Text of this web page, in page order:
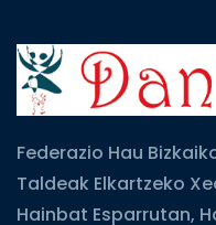
Federazio Hau
Taldeak Elkartzeko
Hainbat Esparrutan,